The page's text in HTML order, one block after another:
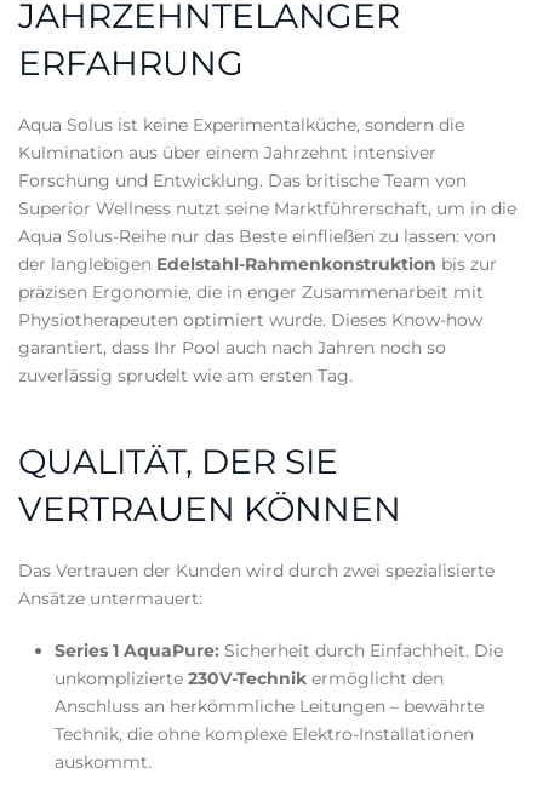
JAHRZEHNTELANGER
ERFAHRUNG
Aqua Solus ist keine Experimentalküche, sondern die
Kulmination aus über einem Jahrzehnt intensiver
Forschung und Entwicklung. Das britische Team von
Superior Wellness nutzt seine Marktführerschaft, um in die
Aqua Solus-Reihe nur das Beste einfließen zu lassen: von
der langlebigen Edelstahl-Rahmenkonstruktion bis zur
präzisen Ergonomie, die in enger Zusammenarbeit mit
Physiotherapeuten optimiert wurde. Dieses Know-how
garantiert, dass Ihr Pool auch nach Jahren noch so
zuverlässig sprudelt wie am ersten Tag.
QUALITÄT, DER SIE
VERTRAUEN KÖNNEN
Das Vertrauen der Kunden wird durch zwei spezialisierte
Ansätze untermauert:
Series 1 AquaPure: Sicherheit durch Einfachheit. Die
unkomplizierte 230V-Technik ermöglicht den
Anschluss an herkömmliche Leitungen – bewährte
Technik, die ohne komplexe Elektro-Installationen
auskommt.